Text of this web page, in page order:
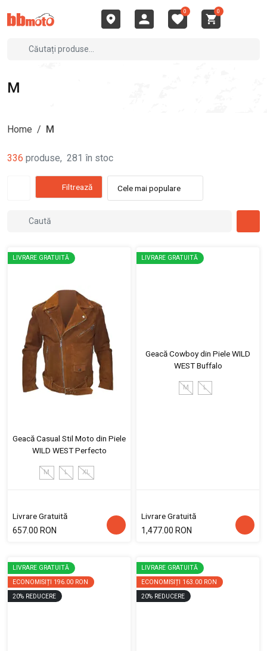
0 0
M
Home / M
336 produse, 281 în stoc
Filtrează Cele mai populare
LIVRARE GRATUITĂ
Geacă Casual Stil Moto din Piele
WILD WEST Perfecto
M L XL
Livrare Gratuită
657.00 RON
LIVRARE GRATUITĂ
Geacă Cowboy din Piele WILD
WEST Buffalo
M L
Livrare Gratuită
1,477.00 RON
LIVRARE GRATUITĂ
ECONOMISIȚI 196.00 RON
20% REDUCERE
LIVRARE GRATUITĂ
ECONOMISIȚI 163.00 RON
20% REDUCERE